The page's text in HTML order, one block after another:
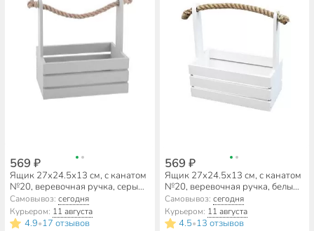
569 ₽
Ящик 27х24.5х13 см, с канатом
№20, веревочная ручка, серый,
7183
Самовывоз:сегодня
Курьером: 11 августа
4.9•17 отзывов
569 ₽
Ящик 27х24.5х13 см, с канатом
№20, веревочная ручка, белый,
7138
Самовывоз: сегодня
Курьером: 11 августа
4.5•13 отзывов